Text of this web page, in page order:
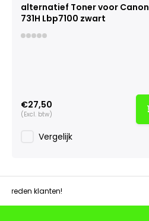
alternatief Toner voor Canon
731H Lbp7100 zwart
€27,50
(Excl. btw)
Vergelijk
klanten!